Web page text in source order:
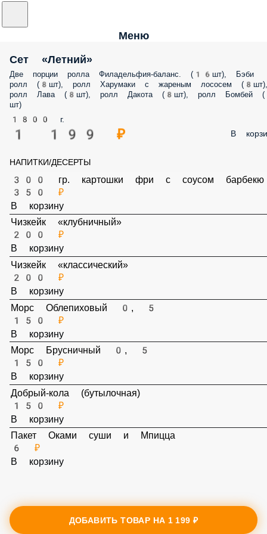
Меню
Сет «Летний»
Две порции ролла Филадельфия-баланс. (16шт), Бэби
ролл (8шт), ролл Харумаки с жареным лососем (8шт),
ролл Лава (8шт), ролл Дакота (8шт), ролл Бомбей
шт)
1800 г.
1 199 ₽ В
НАПИТКИ/ДЕСЕРТЫ
300 гр. картошки фри с соусом барбекю
350 ₽
В корзину
Чизкейк «клубничный»
200 ₽
В корзину
Чизкейк «классический»
200 ₽
В корзину
Морс Облепиховый 0, 5
150 ₽
В корзину
Морс Брусничный 0, 5
150 ₽
В корзину
Добрый-кола (бутылочная)
150 ₽
В корзину
В корзину
ДОБАВИТЬ ТОВАР НА 1 199 ₽